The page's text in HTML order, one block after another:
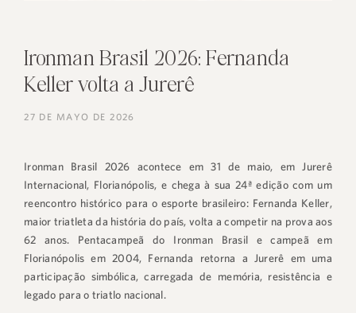
Ironman Brasil 2026: Fernanda
Keller volta a Jurerê
27 DE MAYO DE 2026
Ironman Brasil 2026 acontece em 31 de maio, em Jurerê
Internacional, Florianópolis, e chega à sua 24ª edição com um
reencontro histórico para o esporte brasileiro: Fernanda Keller,
maior triatleta da história do país, volta a competir na prova aos
62 anos. Pentacampeã do Ironman Brasil e campeã em
Florianópolis em 2004, Fernanda retorna a Jurerê em uma
participação simbólica, carregada de memória, resistência e
legado para o triatlo nacional.